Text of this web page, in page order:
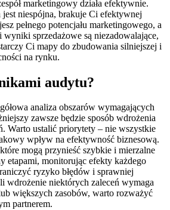
marketingowy działa efektywnie.
niespójna, brakuje Ci efektywnej
pełnego potencjału marketingowego, a
sprzedażowe są niezadowalające,
Ci mapy do zbudowania silniejszej i
na rynku.
audytu?
analiza obszarów wymagających
zawsze będzie sposób wdrożenia
Warto ustalić priorytety – nie wszystkie
wpływ na efektywność biznesową.
mogą przynieść szybkie i mierzalne
etapami, monitorując efekty każdego
ryzyko błędów i sprawniej
wdrożenie niektórych zaleceń wymaga
większych zasobów, warto rozważyć
partnerem.